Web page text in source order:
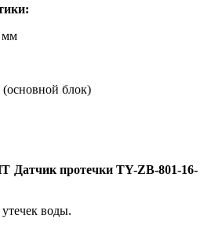
мм
блок)
протечки TY-ZB-801-16-
воды.